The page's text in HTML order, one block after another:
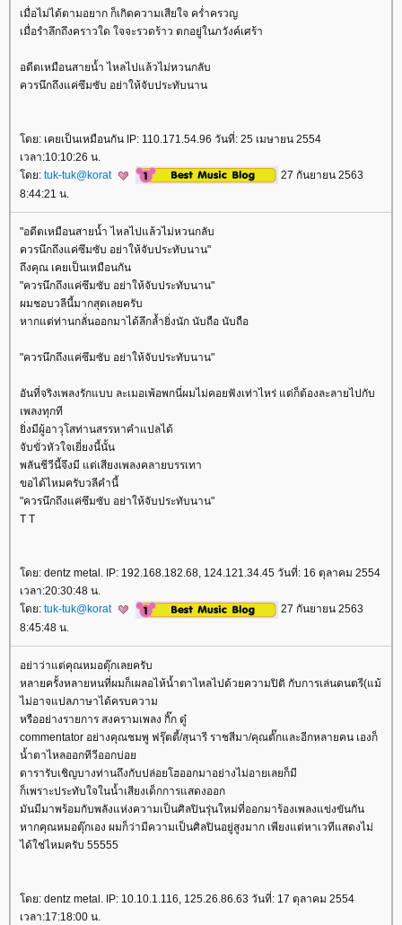
เมื่อไม่ได้ตามอยาก ก็เกิดความเสียใจ คร่ำครวญ
เมื่อรำลึกถึงคราวใด ใจจะรวดร้าว ตกอยู่ในภวังค์เศร้า
อดีตเหมือนสายน้ำ ไหลไปแล้วไม่หวนกลับ
ควรนึกถึงแค่ซึมซับ อย่าให้จับประทับนาน
ดย: เคยเป็นเหมือนกัน IP: 110.171.54.96 วันที่: 25 เมษายน 2554
เวลา:10:10:26 น.
ดย: tuk-tuk@korat
27 กันยายน 2563
8:44:21 น.
"อดีตเหมือนสายน้ำ ไหลไปแล้วไม่หวนกลับ
ควรนึกถึงแค่ซึมซับ อย่าให้จับประทับนาน"
ถึงคุณ เคยเป็นเหมือนกัน
"ควรนึกถึงแค่ซึมซับ อย่าให้จับประทับนาน"
ผมชอบวลีนี้มากสุดเลยครับ
หากแต่ท่านกลั่นออกมาได้ลึกล้ำยิ่งนัก นับถือ นับถือ
"ควรนึกถึงแค่ซึมซับ อย่าให้จับประทับนาน"
อันที่จริงเพลงรักแบบ ละเมอเพ้อพกนี่ผมไม่คอยฟังเท่าไหร่ แต่ก็ต้องละลายไปกับ
เพลงทุกที
ิ่งมีผู้อาวุโสท่านสรรหาคำแปลได้
จับขั่วหัวใจเยี่ยงนี้นั้น
พลันชีวีนี้จึงมี แต่เสียงเพลงคลายบรรเทา
ขอได้ไหมครับวลีคำนี้
"ควรนึกถึงแค่ซึมซับ อย่าให้จับประทับนาน"
T T
ดย: dentz metal. IP: 192.168.182.68, 124.121.34.45 วันที่: 16 ตุลาคม 2554
เวลา:20:30:48 น.
ดย: tuk-tuk@korat
27 กันยายน 2563
8:45:48 น.
อย่าว่าแต่คุณหมอตุ๊กเลยครับ
หลายครั้งหลายหนที่ผมก็เผลอไห้น้ำตาไหลไปด้วยความปิติ กับการเล่นดนตรี(แม้
ไม่อาจแปลภาษาได้ครบความ
หรืออย่างรายการ สงครามเพลง กิ๊ก ดู๋
commentator อย่างคุณชมพู ฟรุ๊ตตี้/สุนารี ราชสีมา/คุณตั๊กและอีกหลายคน เองก็
น้ำตาไหลออกทีวีออกบ่อ
ดารารับเชิญบางท่านถึงกับปล่อยโฮออกมาอย่างไม่อายเลยก็มี
ก็เพราะประทับใจในน้ำเสียงเด็กการแสดงออก
มันมีมาพร้อมกับพลังแห่งความเป็นศิลปินรุ่นใหม่ที่ออกมาร้องเพลงแข่งขันกัน
หากคุณหมอตุ๊กเอง ผมก็ว่ามีความเป็นศิลปินอยู่สูงมาก เพียงแต่หาเวทีแสดงไม่
ได้ใช่ไหมครับ 55555
ดย: dentz metal. IP: 10.10.1.116, 125.26.86.63 วันที่: 17 ตุลาคม 2554
เวลา:17:18:00 น.